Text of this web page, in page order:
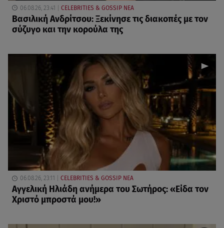
06.08.26, 23:41 CELEBRITIES & GOSSIP ΝΕΑ
Βασιλική Ανδρίτσου: Ξεκίνησε τις διακοπές με τον
σύζυγο και την κορούλα της
06.08.26, 23:11 CELEBRITIES & GOSSIP ΝΕΑ
Αγγελική Ηλιάδη ανήμερα του Σωτήρος: «Είδα τον
Χριστό μπροστά μου!»